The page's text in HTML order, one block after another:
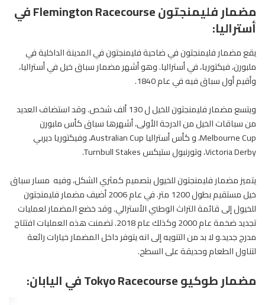
مضمار فليمنجتون Flemington Racecourse في
أستراليا:
يقع مضمار فليمنجتون في ضاحية فليمنجتون في المدينة الداخلية في
ملبورن، فيكتوريا، في أستراليا. وهو أشهر مضمار سباق خيل في أستراليا،
وأقيم أول سباق فيه في عام 1840.
ويتسع مضمار فليمنجتون للخيل ل 130 ألف شخص. وقد استضاف العديد
من سباقات الخيل من الدرجة الأولى، أشهرها سباق كأس ملبورن
Melbourne Cup، و كأس أستراليا Australian Cup، وفيكتوريا ديربي
Victoria Derby، وتورنبول ستيكس Turnbull Stakes.
يتميز مضمار فليمنجتون للخيول بتصميم كمثري الشكل، وفيه مسار سباق
خيل مستقيم بطول 1200 متر. في عام 2006 أضيف مضمار فليمنجتون
للخيول إلى قائمة التراث الوطني الأسترالي. وقد خضع المضمار لعمليات
تجديد ضخمة عام 2000 وكذلك عام 2018. تضمنت هذه العمليات افتتاح
مدرج جديد.و لا بد من التنويه إلى انه يتوفر داخل المضمار خيارات رائعة
لتناول الطعام وحديقة على السطح.
مضمار طوكيو Tokyo Racecourse في اليابان: